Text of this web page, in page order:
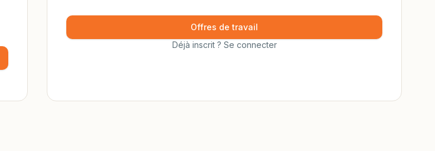
Offres de travail
Déjà inscrit ? Se connecter